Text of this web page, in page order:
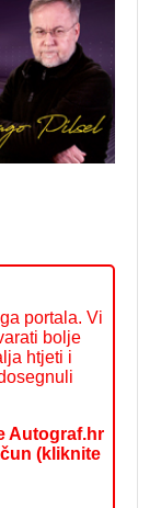
portala. Vi
bolje
htjeti i
Autograf.hr
(kliknite